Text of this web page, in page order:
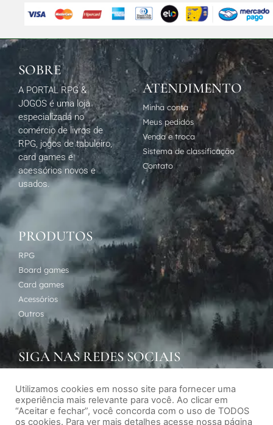
SOBRE
A PORTAL RPG &
JOGOS é uma loja
especializada no
comércio de livros de
RPG, jogos de tabuleiro,
card games e
acessórios novos e
usados.
ATENDIMENTO
Minha conta
Meus pedidos
Venda e troca
Sistema de classificação
Contato
PRODUTOS
RPG
Board games
Card games
Acessórios
Outros
SIGA NAS REDES SOCIAIS
Utilizamos cookies em nosso site para fornecer uma
experiência mais relevante para você. Ao clicar em
“Aceitar e fechar”, você concorda com o uso de TODOS
os cookies. Para ver mais detalhes acesse nossa página